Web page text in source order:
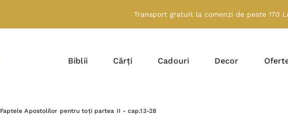
Transport gratuit la comenzi de peste 170
Biblii Cărți Cadouri Decor
Faptele Apostolilor pentru toți partea II - cap.13-28